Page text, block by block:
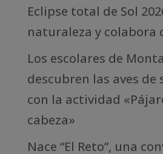
Eclipse total de Sol
naturaleza y colabora
Los escolares de
descubren las aves de
con la actividad
cabeza»
Nace “El Reto”, una